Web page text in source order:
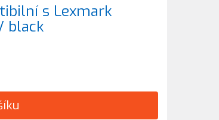
s Lexmark
black